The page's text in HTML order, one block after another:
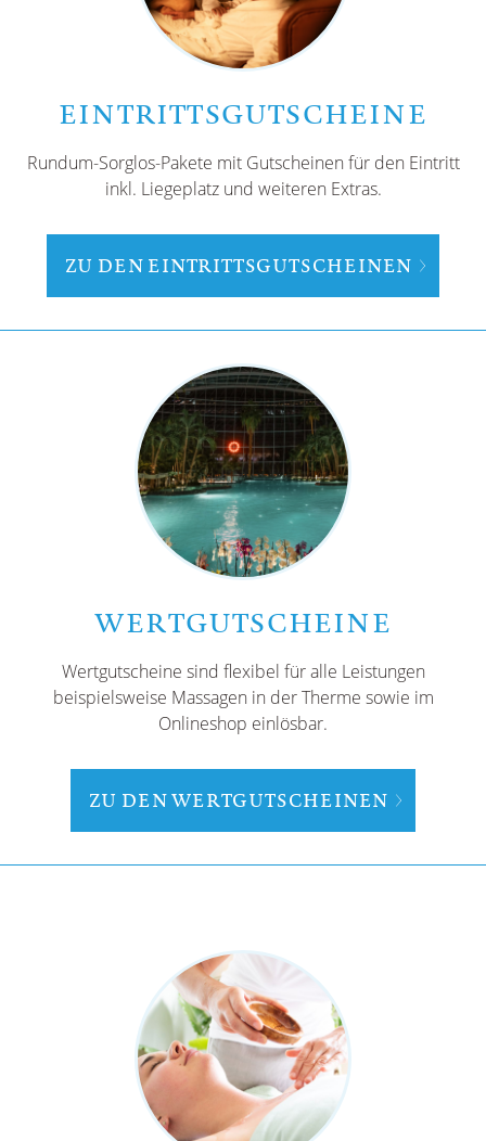
EINTRITTSGUTSCHEINE
Rundum-Sorglos-Pakete mit Gutscheinen für den Eintritt
inkl. Liegeplatz und weiteren Extras.
ZU DEN EINTRITTSGUTSCHEINEN
WERTGUTSCHEINE
Wertgutscheine sind flexibel für alle Leistungen
beispielsweise Massagen in der Therme sowie im
Onlineshop einlösbar.
ZU DEN WERTGUTSCHEINEN